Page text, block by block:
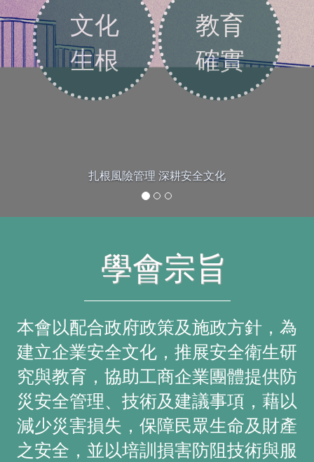
文化
生根
教育
確實
扎根風險管理 深耕安全文化
學會宗旨
本會以配合政府政策及施政方針，為
建立企業安全文化，推展安全衛生研
究與教育，協助工商企業團體提供防
災安全管理、技術及建議事項，藉以
減少災害損失，保障民眾生命及財產
之安全，並以培訓損害防阻技術與服